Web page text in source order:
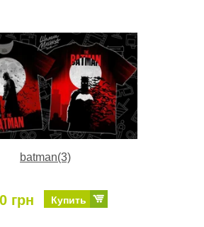
batman(3)
грн Купить